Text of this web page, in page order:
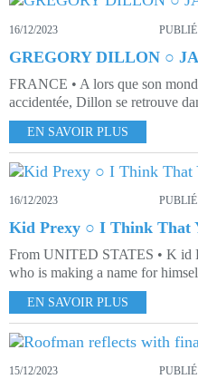
16/12/2023
GREGORY DILLON ○
FRANCE • A lors que son
accidentée, Dillon se retrouve
EN SAVOIR PLUS
16/12/2023
Kid Prexy ○ I Think That
From UNITED STATES • K id
who is making a name for
EN SAVOIR PLUS
15/12/2023